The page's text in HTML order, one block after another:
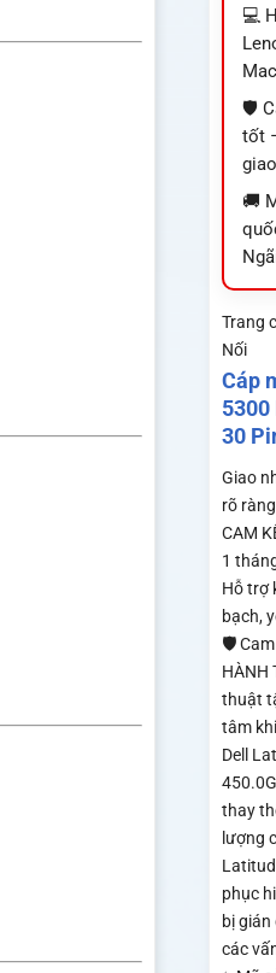
💻
🛡️
tốt
🚚
Trang
Nối
Cáp
5300
30
Giao
rõ ràng
CAM
1
Hỗ trợ
bạch,
🛡️
HÀNH
thuật
tâm
Dell
thay
lượng
phục
bị
các